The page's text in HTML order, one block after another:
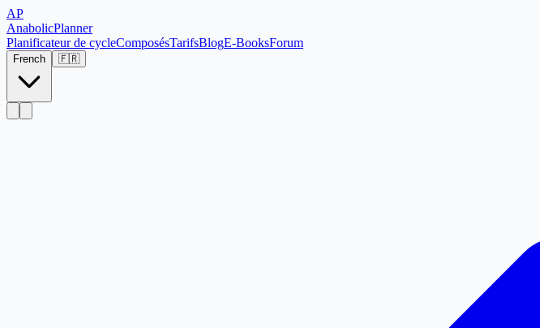
AP
AnabolicPlanner
Planificateur de cycleComposésTarifsBlogE-BooksForum
French 🇫🇷